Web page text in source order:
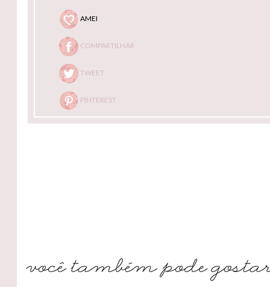
AMEI
COMPARTILHAR
TWEET
PINTEREST